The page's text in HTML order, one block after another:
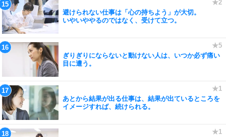
避けられない仕事は「心の持ちよう」が大切。
いやいややるのではなく、受けて立つ。
ぎりぎりにならないと動けない人は、いつか必ず痛い
目に遭う。
あとから結果が出る仕事は、結果が出ているところを
イメージすれば、続けられる。